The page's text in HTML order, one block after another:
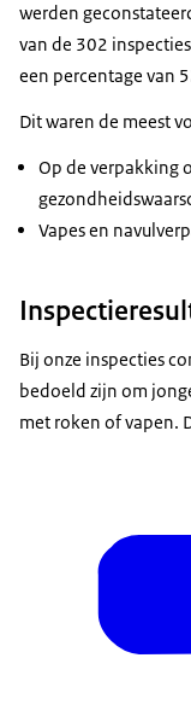
werden
van de 302
een percentage van
Dit waren de meest
Op de verpakking
Vapes en
Bij onze inspecties
bedoeld zijn om
met roken of vapen.